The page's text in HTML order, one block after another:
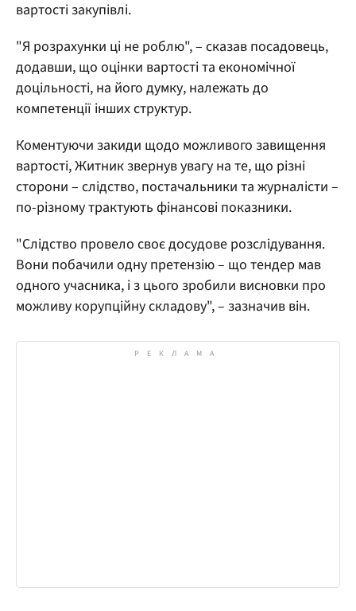
вартості закупівлі.
"Я розрахунки ці не роблю", – сказав посадовець,
додавши, що оцінки вартості та економічної
доцільності, на його думку, належать до
компетенції інших структур.
Коментуючи закиди щодо можливого завищення
вартості, Житник звернув увагу на те, що різні
сторони – слідство, постачальники та журналісти –
по-різному трактують фінансові показники.
"Слідство провело своє досудове розслідування.
Вони побачили одну претензію – що тендер мав
одного учасника, і з цього зробили висновки про
можливу корупційну складову", – зазначив він.